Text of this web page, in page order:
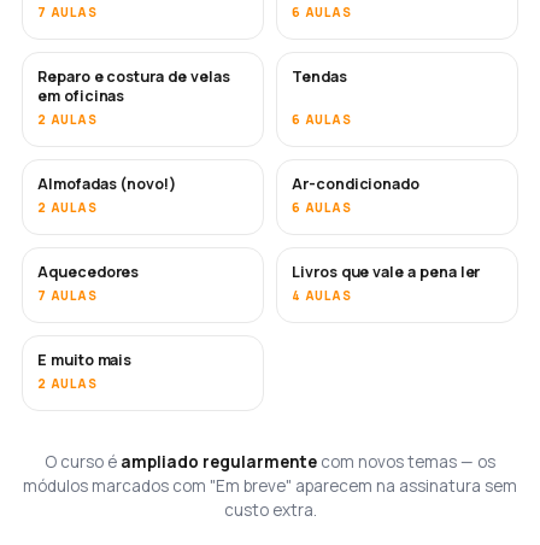
7 AULAS 6 AULAS
EM BREVE
Reparo e costura de velas
em oficinas
2 AULAS
Tendas
6 AULAS
Almofadas (novo!)
2 AULAS
EM BREVE
Ar-condicionado
6 AULAS
EM BREVE
Aquecedores
7 AULAS
EM BREVE
Livros que vale a pena ler
4 AULAS
EM BREVE
E muito mais
2 AULAS
O curso é ampliado regularmente com novos temas — os
módulos marcados com "Em breve" aparecem na assinatura sem
custo extra.